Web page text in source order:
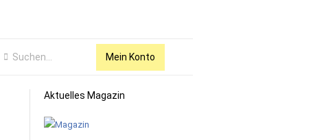
Mein Konto
Aktuelles Magazin